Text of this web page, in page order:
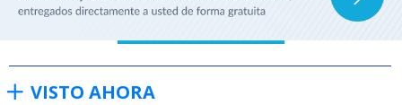
VISTO AHORA